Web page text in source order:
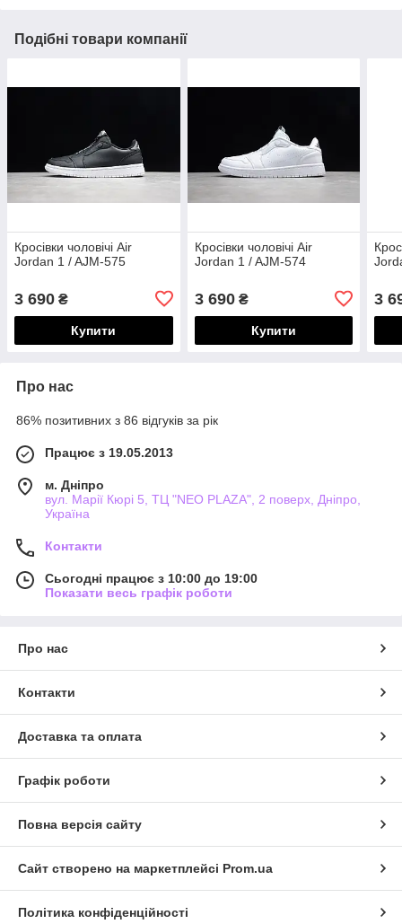
Подібні товари компанії
Кросівки чоловічі Air
Jordan 1 / AJM-575
3 690 ₴
Купити
Кросівки чоловічі Air
Jordan 1 / AJM-574
3 690₴
Купити
3
Про нас
86% позитивних з 86 відгуків за рік
Працює з 19.05.2013
м. Дніпро
вул. Марії Кюрі 5, ТЦ "NEO PLAZA", 2 поверх, Дніпро,
Україна
Контакти
Сьогодні працює з 10:00 до 19:00
Показати весь графік роботи
Про нас
Контакти
Доставка та оплата
Графік роботи
Повна версія сайту
Сайт створено на маркетплейсі Prom.ua
Політика конфіденційності